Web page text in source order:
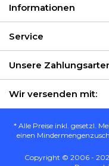
Informationen
Service
Unsere
Wir versenden mit:
* Alle Preise inkl. gesetzl.
einen
Copyright © 2006 -